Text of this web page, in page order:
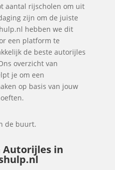
aantal rijscholen om uit
zijn om de juiste
hebben we dit
een platform te
de beste autorijles
overzicht van
je om een
op basis van jouw
de buurt.
Autorijles in